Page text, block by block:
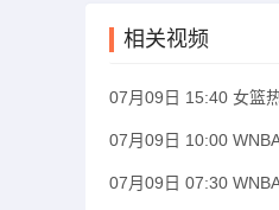
相关视频
07月09日 15:40 女篮
07月09日 10:00
07月09日 07:30